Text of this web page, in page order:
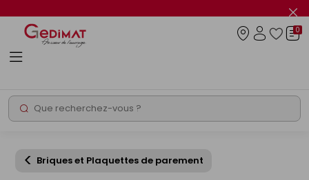
le
info
Rechercher
0
Briques et Plaquettes de parement